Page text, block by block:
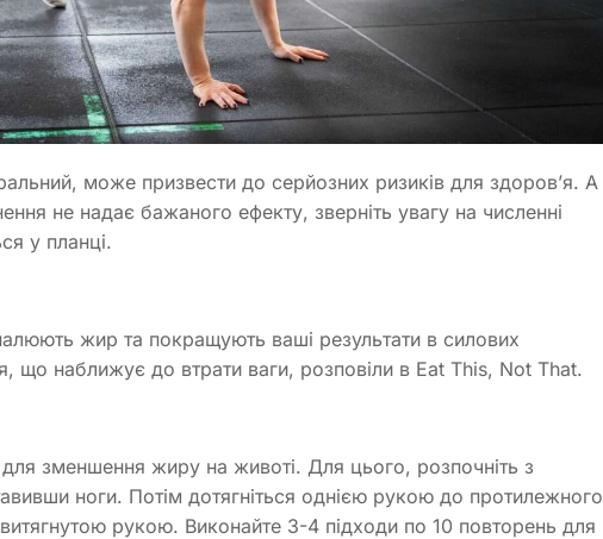
може призвести до серйозних ризиків для здоров’я. А
не надає бажаного ефекту, зверніть увагу на численні
у планці.
жир та покращують ваші результати в силових
що наближує до втрати ваги, розповіли в Eat This, Not That.
зменшення жиру на животі. Для цього, розпочніть з
ноги. Потім дотягніться однією рукою до протилежного
рукою. Виконайте 3-4 підходи по 10 повторень для